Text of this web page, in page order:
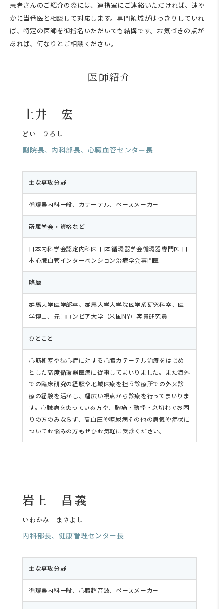
患者さんのご紹介の際には、連携室にご連絡いただければ、速や
かに当番医と相談して対応します。専門領域がはっきりしていれ
ば、特定の医師を御指名いただいても結構です。お気づきの点が
あれば、何なりとご相談ください。
医師紹介
土井 宏
どい ひろし
副院長、内科部長、心臓血管センター長
主な専攻分野
循環器内科一般、カテーテル、ペースメーカー
所属学会・資格など
日本内科学会認定内科医 日本循環器学会循環器専門医 日
本心臓血管インターベンション治療学会専門医
略歴
群馬大学医学部卒、群馬大学大学院医学系研究科卒、医
学博士、元コロンビア大学（米国NY）客員研究員
ひとこと
心筋梗塞や狭心症に対する心臓カテーテル治療をはじめ
とした高度循環器医療に従事してまいりました。また海外
での臨床研究の経験や地域医療を担う診療所での外来診
療の経験を活かし、幅広い視点から診療を行ってまいりま
す。心臓病を患っている方や、胸痛・動悸・息切れでお困
りの方のみならず、高血圧や糖尿病その他の病気や症状に
ついてお悩みの方もぜひお気軽に受診ください。
岩上 昌義
いわかみ まさよし
内科部長、健康管理センター長
主な専攻分野
循環器内科一般、心臓超音波、ペースメーカー